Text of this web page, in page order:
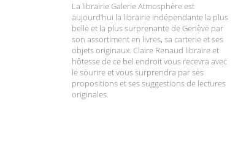
La librairie Galerie Atmosphère est
aujourd’hui la librairie indépendante la plus
belle et la plus surprenante de Genève par
son assortiment en livres, sa carterie et ses
objets originaux. Claire Renaud libraire et
hôtesse de ce bel endroit vous recevra avec
le sourire et vous surprendra par ses
propositions et ses suggestions de lectures
originales.